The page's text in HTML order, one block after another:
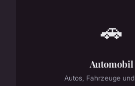
🚗
Automobil
Autos, Fahrzeuge